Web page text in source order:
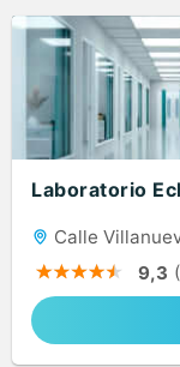
Laboratorio
Calle
9,3